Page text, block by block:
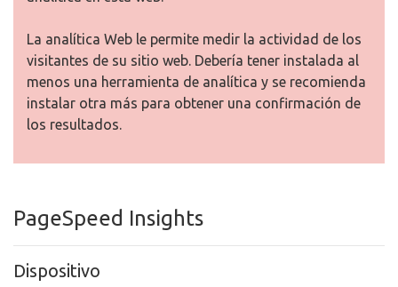
La analítica Web le permite medir la actividad de los
visitantes de su sitio web. Debería tener instalada al
menos una herramienta de analítica y se recomienda
instalar otra más para obtener una confirmación de
los resultados.
PageSpeed Insights
Dispositivo